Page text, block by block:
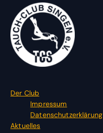
Der Club
Impressum
Datenschutzerklärung
Aktuelles